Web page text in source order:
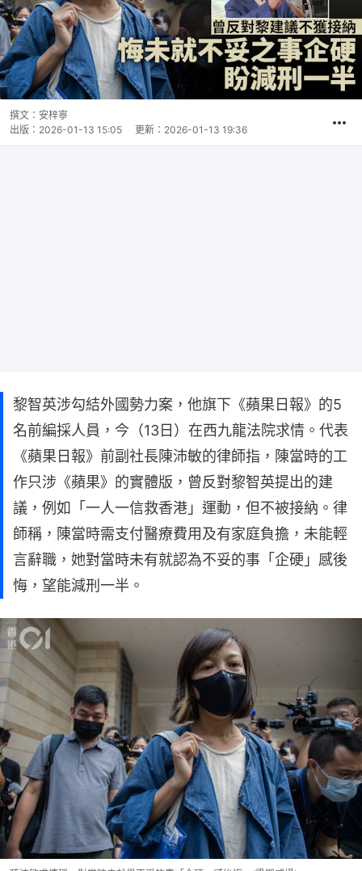
撰文： 安梓寧
出版： 2026-01-13 15:05 更新： 2026-01-13 19:36
黎智英涉勾結外國勢力案，他旗下《蘋果日報》的5
名前編採人員，今（13日）在西九龍法院求情。代表
《蘋果日報》前副社長陳沛敏的律師指，陳當時的工
作只涉《蘋果》的實體版，曾反對黎智英提出的建
議，例如「一人一信救香港」運動，但不被接納。律
師稱，陳當時需支付醫療費用及有家庭負擔，未能輕
言辭職，她對當時未有就認為不妥的事「企硬」感後
悔，望能減刑一半。